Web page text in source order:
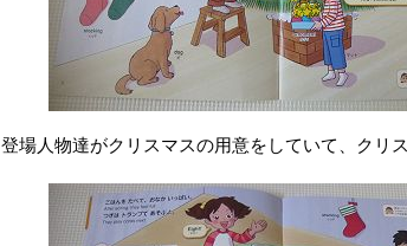
登場人物達がクリスマスの用意をしていて、クリ